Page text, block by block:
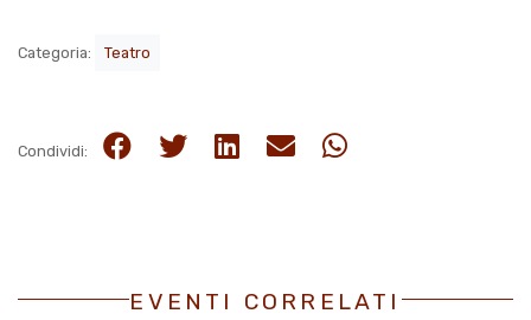
Categoria: Teatro
Condividi:
EVENTI CORRELATI